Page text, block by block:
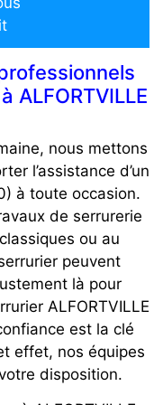
ALFORTVILLE
nous mettons
l’assistance d’un
à toute occasion.
de serrurerie
ou au
peuvent
là pour
ALFORTVILLE
est la clé
effet, nos équipes
disposition.